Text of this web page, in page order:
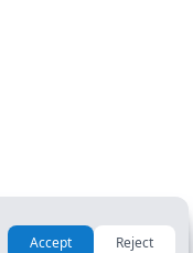
Accept Reject